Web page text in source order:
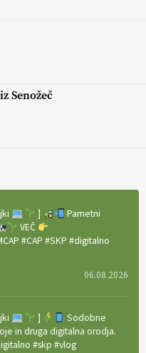
Senožeč
]
Pametni
VEČ
#CAP #SKP #digitalno
06.08.2026
]
Sodobne
in druga digitalna orodja.
#skp #vlog